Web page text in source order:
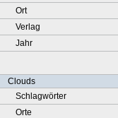
Ort
Verlag
Jahr
Clouds
Schlagwörter
Orte